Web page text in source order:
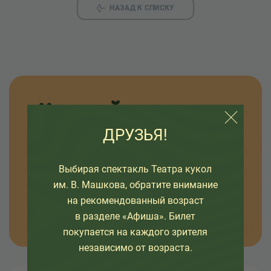
НАЗАД К СПИСКУ
Узнавайте новости
Оставьте свой емайл, чтобы узнавать первыми
интересных событиях в жизни театра.
ОТПРАВИТЬ
ДРУЗЬЯ!
Выбирая спектакль Театра кукол
им. В. Машкова, обратите внимание
на рекомендованный возраст
в разделе «Афиша». Билет
покупается на каждого зрителя
независимо от возраста.